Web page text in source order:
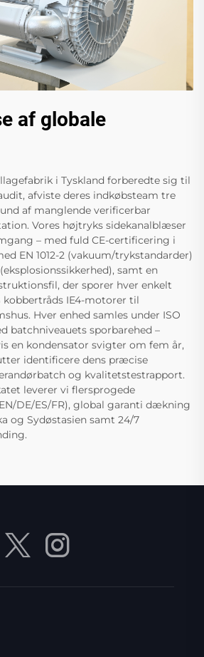
af globale
i Tyskland forberedte sig til
afviste deres indkøbsteam tre
af manglende verificerbar
Vores højtryks sidekanalblæser
– med fuld CE-certificering i
EN 1012-2 (vakuum/trykstandarder)
samt en
der sporer hver enkelt
kobbertråds IE4-motorer til
Hver enhed samles under ISO
batchniveauets sporbarehed –
en kondensator svigter om fem år,
identificere dens præcise
og kvalitetstestrapport.
leverer vi flersprogede
DE/ES/FR), global garanti dækning
og Sydøstasien samt 24/7